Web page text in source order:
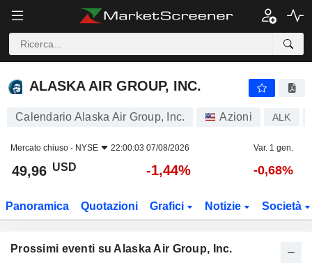
ALASKA AIR GROUP, INC.
ALASKA AIR GROUP, INC.
Calendario Alaska Air Group, Inc. Azioni ALK
Mercato chiuso - NYSE 22:00:03 07/08/2026 Var. 1 gen.
49,96 USD -1,44% -0,68%
Panoramica Quotazioni Grafici Notizie Società
Prossimi eventi su Alaska Air Group, Inc.